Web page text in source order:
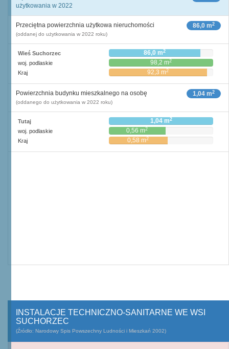
użytkowania w 2022
86,0 m2
Przeciętna powierzchnia użytkowa nieruchomości
(oddanej do użytkowania w 2022 roku)
Wieś Suchorzec 86,0 m2
woj. podlaskie 98,2 m2
Kraj 92,3 m2
1,04 m2
Powierzchnia budynku mieszkalnego na osobę
(oddanego do użytkowania w 2022 roku)
Tutaj 1,04 m2
woj. podlaskie 0,56 m2
Kraj 0,58 m2
INSTALACJE TECHNICZNO-SANITARNE WE WSI
SUCHORZEC
(Źródło: Narodowy Spis Powszechny Ludności i Mieszkań 2002)